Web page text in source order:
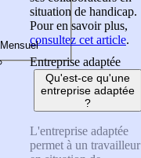
situation de handicap.
Pour en savoir plus,
consultez cet article.
Entreprise adaptée
Qu'est-ce qu'une
entreprise adaptée
?
L'entreprise adaptée
permet à un travailleur